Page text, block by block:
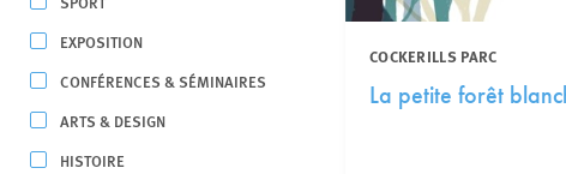
EXPOSITION
CONFÉRENCES & SÉMINAIRES
ARTS & DESIGN
HISTOIRE
COCKERILLS PARC
La petite forêt